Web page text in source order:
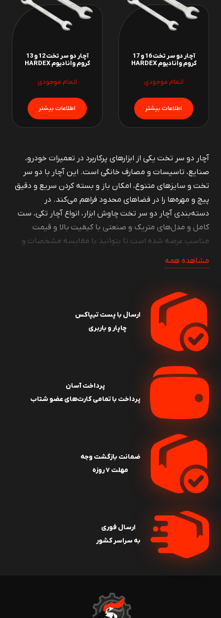
آچار دو سر تخت 16 و 17
کروم وانادیوم HARDEX
اتمام موجودی
آچار دو سر تخت 12 و 13
کروم وانادیوم HARDEX
اتمام موجودی
آچار دو سر تخت یکی از ابزارهای پرکاربرد در تعمیرات خودرو،
صنایع، تاسیسات و مصارف خانگی است. این آچار با دو سر
تخت و سایزهای متنوع، امکان باز و بسته کردن سریع و دقیق
پیچ و مهره‌ها را در فضاهای محدود فراهم می‌کند. در
دسته‌بندی آچار دو سر تخت چاوش ابزار، انواع آچار تکی، ست
کامل و مدل‌های متریک و صنعتی با کیفیت بالا و قیمت
مناسب عرضه شده است تا بتوانید با مقایسه مشخصات و
به دنبال آچار دو سر تخت فولادی حرفه‌ای باشید و چه ست
شما را پوشش می‌دهد
آچار دو سر تخت چیست و چه کاربردی
دارد؟
آچار دو سر تخت یکی از رایج‌ترین ابزارهای دستی برای باز و
بسته کردن پیچ و مهره‌های شش‌گوش است که در دو طرف
خود دارای دهانه‌هایی با سایزهای متفاوت است. این طراحی
باعث می‌شود کاربر بتواند با یک ابزار، دو سایز مختلف از پیچ و
به جابه‌جایی مداوم بین چند آچار نداشته باشد. به همین
دلیل، آچار دو سر تخت یکی از ابزارهای ثابت در جعبه ابزار افراد
فنی، مکانیک‌ها، تکنسین‌های تاسیسات و حتی کاربران خانگی
محسوب می‌شود
.
مهره‌هایی است که در فضاهای محدود قرار گرفته‌اند. دهانه باز
آچار امکان قرارگیری سریع روی مهره را فراهم می‌کند و در
شرایطی که امکان استفاده از آچار رینگی یا بکس وجود ندارد،
می‌تواند گزینه‌ای کاربردی و کارآمد باشد. به همین دلیل در
آچارهای دو سر تخت در سایزهای مختلف تولید می‌شوند تا
مشاهده همه
ارسال با پست تیپاکس
چاپار و باربری
پرداخت آسان
پرداخت با تمامی کارت‌های عضو شتاب
ضمانت بازگشت وجه
مهلت ۷ روزه
ارسال فوری
به سراسر کشور